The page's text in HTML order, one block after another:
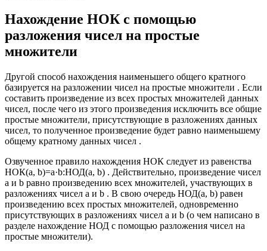
Нахождение НОК с помощью
разложения чисел на простые
множители
Другой способ нахождения наименьшего общего кратного
базируется на разложении чисел на простые множители . Если
составить произведение из всех простых множителей данных
чисел, после чего из этого произведения исключить все общие
простые множители, присутствующие в разложениях данных
чисел, то полученное произведение будет равно наименьшему
общему кратному данных чисел .
Озвученное правило нахождения НОК следует из равенства
НОК(a, b)=a·b:НОД(a, b) . Действительно, произведение чисел
a и b равно произведению всех множителей, участвующих в
разложениях чисел a и b . В свою очередь НОД(a, b) равен
произведению всех простых множителей, одновременно
присутствующих в разложениях чисел a и b (о чем написано в
разделе нахождение НОД с помощью разложения чисел на
простые множители).